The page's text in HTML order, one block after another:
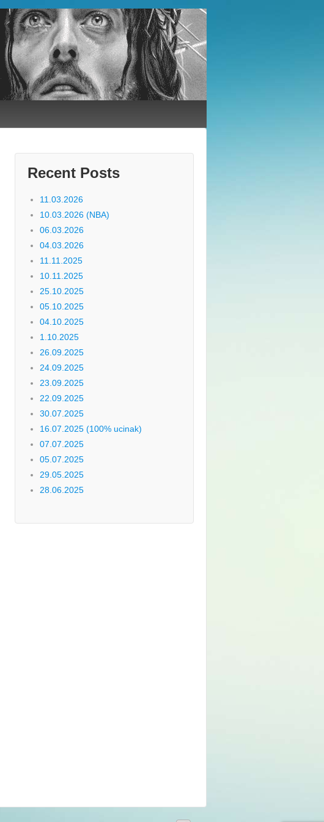
Recent Posts
11.03.2026
10.03.2026 (NBA)
06.03.2026
04.03.2026
11.11.2025
10.11.2025
25.10.2025
05.10.2025
04.10.2025
1.10.2025
26.09.2025
24.09.2025
23.09.2025
22.09.2025
30.07.2025
16.07.2025 (100% ucinak)
07.07.2025
05.07.2025
29.05.2025
28.06.2025